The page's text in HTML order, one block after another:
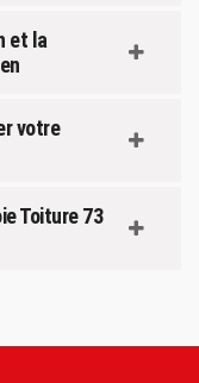
et la
votre
Toiture 73